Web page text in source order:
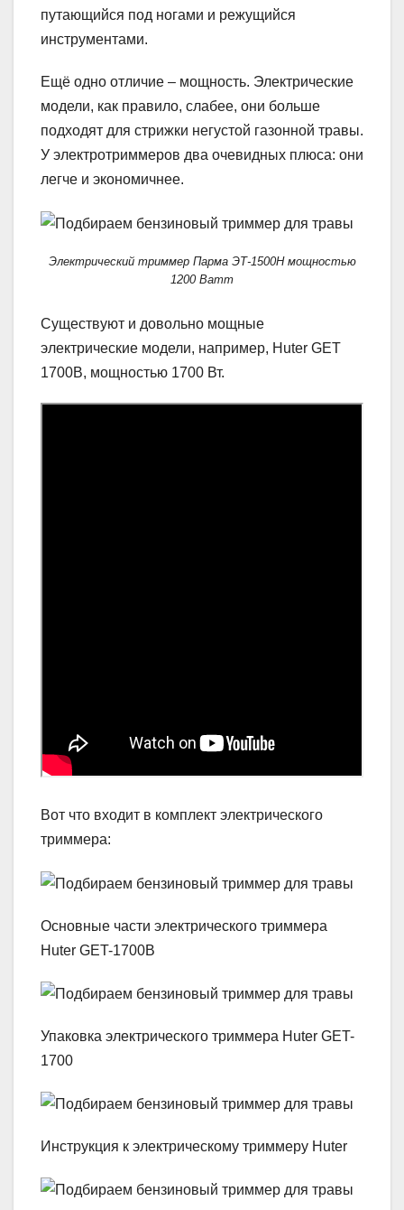
путающийся под ногами и режущийся
инструментами.
Ещё одно отличие – мощность. Электрические
модели, как правило, слабее, они больше
подходят для стрижки негустой газонной травы.
У электротриммеров два очевидных плюса: они
легче и экономичнее.
Электрический триммер Парма ЭТ-1500Н мощностью
1200 Ватт
Существуют и довольно мощные
электрические модели, например, Huter GET
1700B, мощностью 1700 Вт.
Вот что входит в комплект электрического
триммера:
Основные части электрического триммера
Huter GET-1700B
Упаковка электрического триммера Huter GET-
1700
Инструкция к электрическому триммеру Huter